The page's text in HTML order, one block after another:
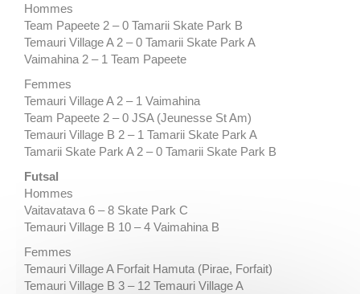
Hommes
Team Papeete 2 – 0 Tamarii Skate Park B
Temauri Village A 2 – 0 Tamarii Skate Park A
Vaimahina 2 – 1 Team Papeete
Femmes
Temauri Village A 2 – 1 Vaimahina
Team Papeete 2 – 0 JSA (Jeunesse St Am)
Temauri Village B 2 – 1 Tamarii Skate Park A
Tamarii Skate Park A 2 – 0 Tamarii Skate Park B
Futsal
Hommes
Vaitavatava 6 – 8 Skate Park C
Temauri Village B 10 – 4 Vaimahina B
Femmes
Temauri Village A Forfait Hamuta (Pirae, Forfait)
Temauri Village B 3 – 12 Temauri Village A